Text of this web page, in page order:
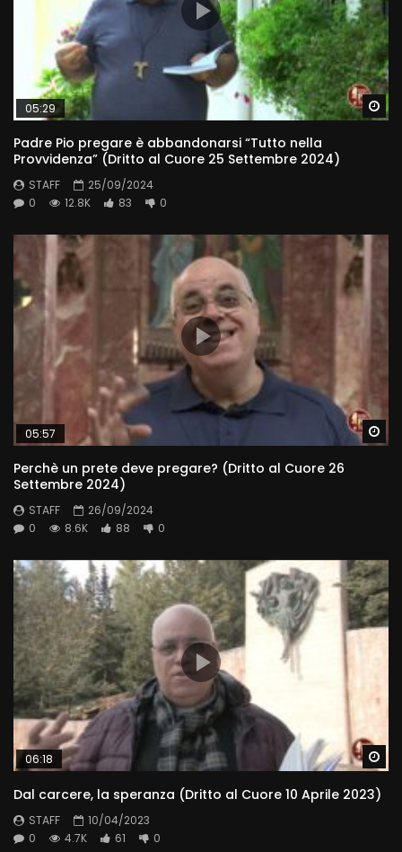
05:29
Padre Pio pregare è abbandonarsi “Tutto nella
Provvidenza” (Dritto al Cuore 25 Settembre 2024)
STAFF
25/09/2024
0
12.8K 83 0
05:57
Perchè un prete deve pregare? (Dritto al Cuore 26
Settembre 2024)
STAFF
26/09/2024
0
8.6K 88 0
06:18
Dal carcere, la speranza (Dritto al Cuore 10 Aprile 2023)
STAFF
10/04/2023
0
4.7K 61 0